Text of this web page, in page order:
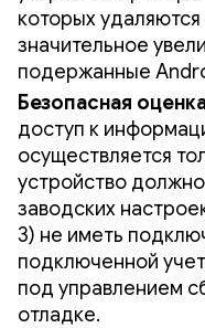
которых
значительное
подержанные
Безопасная
доступ к
осуществляется
устройство
заводских
3) не иметь
подключенной
под управлением
отладке.